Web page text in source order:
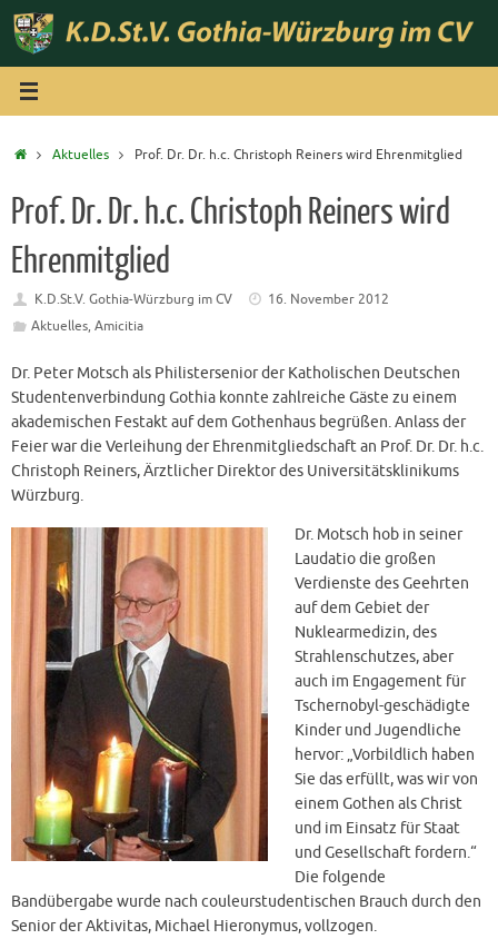
Zum
Inhalt
springen
StartAktuelles Prof. Dr. Dr. h.c. Christoph Reiners wird Ehrenmitglied
Prof. Dr. Dr. h.c. Christoph Reiners wird
Ehrenmitglied
K.D.St.V. Gothia-Würzburg im CV
16. November 2012
Aktuelles, Amicitia
Dr. Peter Motsch als Philistersenior der Katholischen Deutschen
Studentenverbindung Gothia konnte zahlreiche Gäste zu einem
akademischen Festakt auf dem Gothenhaus begrüßen. Anlass der
Feier war die Verleihung der Ehrenmitgliedschaft an Prof. Dr. Dr. h.c.
Christoph Reiners, Ärztlicher Direktor des Universitätsklinikums
Würzburg.
Dr. Motsch hob in seiner
Laudatio die großen
Verdienste des Geehrten
auf dem Gebiet der
Nuklearmedizin, des
Strahlenschutzes, aber
auch im Engagement für
Tschernobyl-geschädigte
Kinder und Jugendliche
hervor: „Vorbildlich haben
Sie das erfüllt, was wir von
einem Gothen als Christ
und im Einsatz für Staat
und Gesellschaft fordern.“
Die folgende
Bandübergabe wurde nach couleurstudentischen Brauch durch den
Senior der Aktivitas, Michael Hieronymus, vollzogen.